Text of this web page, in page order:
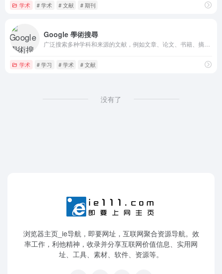
学术 # 学术 # 文献 # 期刊
Google 學術搜尋
学术 # 学习 # 学术 # 文献
没有了
浏览器主页_ie导航，即要网址，互联网聚合资源导航。效
率工作，利他精神，收录并分享互联网价值信息、实用网
址、工具、素材、软件、资源等。